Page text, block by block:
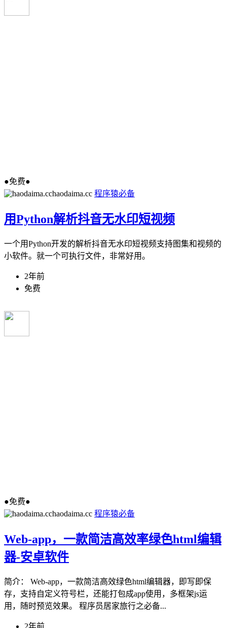
●免费●
haodaima.cc 程序猿必备
用Python解析抖音无水印短视频
一个用Python开发的解析抖音无水印短视频支持图集和视频的
小软件。就一个可执行文件，非常好用。
2年前
免费
●免费●
haodaima.cc 程序猿必备
Web-app，一款简洁高效率绿色html编辑
器-安卓软件
简介： Web-app，一款简洁高效绿色html编辑器，即写即保
存，支持自定义符号栏，还能打包成app使用，多框架js运
用，随时预览效果。 程序员居家旅行之必备...